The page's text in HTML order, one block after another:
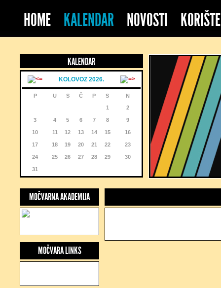
HOME KALENDAR NOVOSTI
KALENDAR
KOLOVOZ 2026.
P U S Č P S
N
1
2
3 4 5 6 7 8 9
10 11 12 13 14 15 16
17 18 19 20 21 22 23
24 25 26 27 28 29 30
31
MOČVARNA AKADEMIJA
MOČVARA LINKS